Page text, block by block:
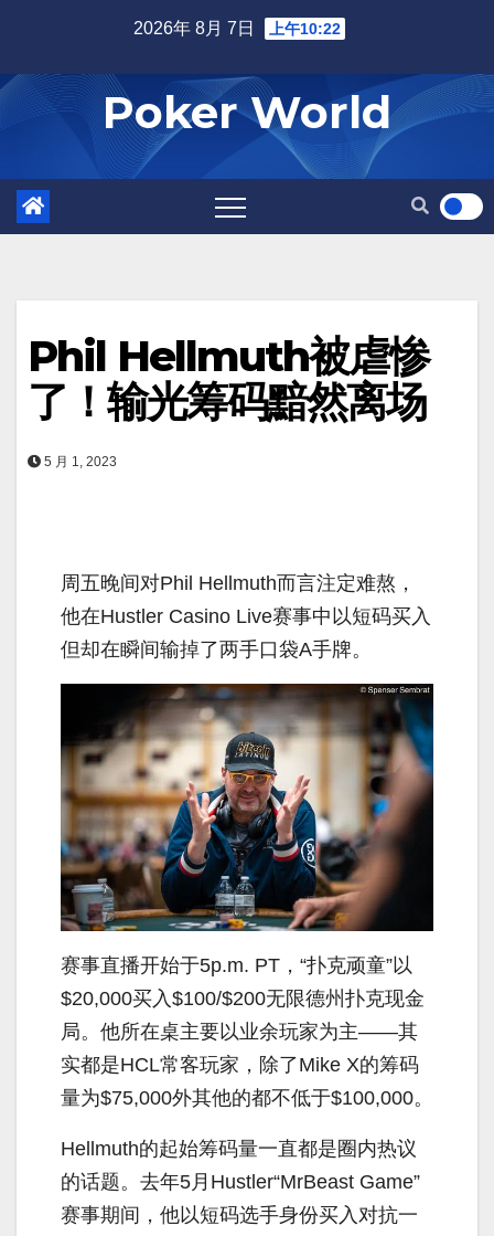
content
2026年 8月 7日 上午10:22
Poker World
Phil Hellmuth被虐惨
了！输光筹码黯然离场
5 月 1, 2023
周五晚间对Phil Hellmuth而言注定难熬，
他在Hustler Casino Live赛事中以短码买入
但却在瞬间输掉了两手口袋A手牌。
赛事直播开始于5p.m. PT，“扑克顽童”以
$20,000买入$100/$200无限德州扑克现金
局。他所在桌主要以业余玩家为主——其
实都是HCL常客玩家，除了Mike X的筹码
量为$75,000外其他的都不低于$100,000。
Hellmuth的起始筹码量一直都是圈内热议
的话题。去年5月Hustler“MrBeast Game”
赛事期间，他以短码选手身份买入对抗一